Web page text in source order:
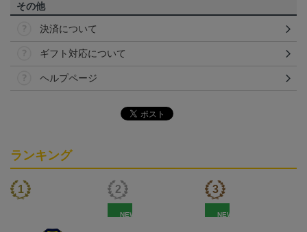
その他
決済について
ギフト対応について
ヘルプページ
ランキング
NEW NEW